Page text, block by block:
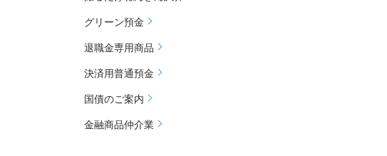
グリーン預金
退職金専用商品
決済用普通預金
国債のご案内
金融商品仲介業